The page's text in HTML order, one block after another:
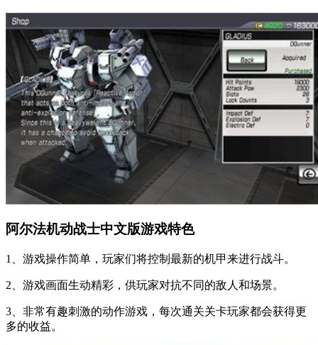
阿尔法机动战士中文版游戏特色
1、游戏操作简单，玩家们将控制最新的机甲来进行战斗。
2、游戏画面生动精彩，供玩家对抗不同的敌人和场景。
3、非常有趣刺激的动作游戏，每次通关关卡玩家都会获得更
多的收益。